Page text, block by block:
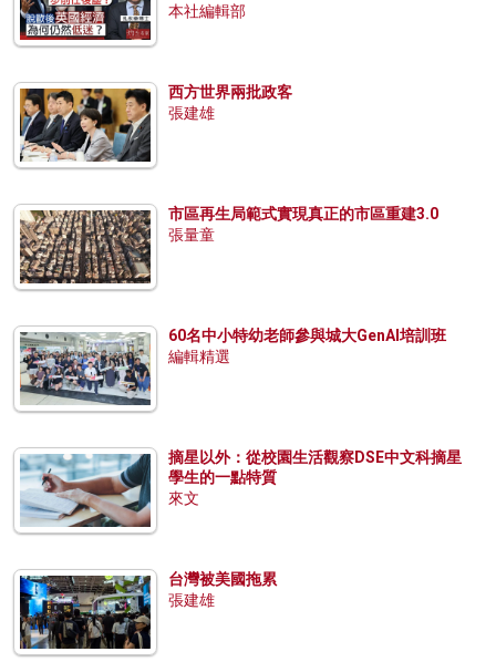
本社編輯部
西方世界兩批政客
張建雄
市區再生局範式實現真正的市區重建3.0
張量童
60名中小特幼老師參與城大GenAI培訓班
編輯精選
摘星以外：從校園生活觀察DSE中文科摘星
學生的一點特質
來文
台灣被美國拖累
張建雄